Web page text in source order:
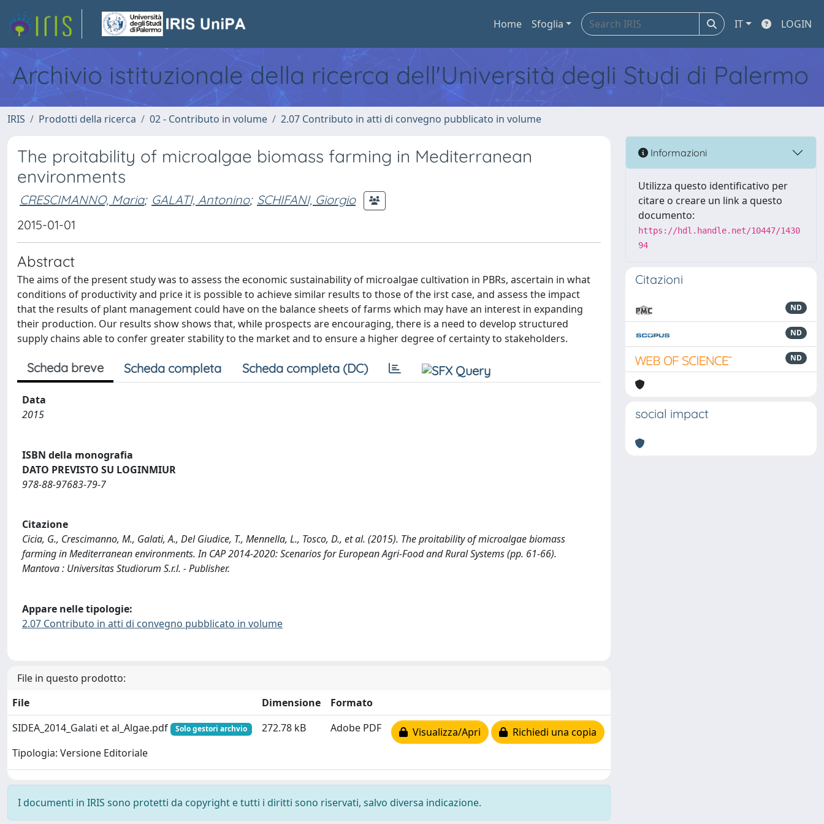
Home Sfoglia IT LOGIN
Archivio istituzionale della ricerca dell'Università degli Studi di Palermo
IRIS Prodotti della ricerca 02 - Contributo in volume 2.07 Contributo in atti di convegno pubblicato in volume
The proitability of microalgae biomass farming in Mediterranean
environments
CRESCIMANNO, Maria; GALATI, Antonino; SCHIFANI, Giorgio
2015-01-01
Abstract
The aims of the present study was to assess the economic sustainability of microalgae cultivation in PBRs, ascertain in what
conditions of productivity and price it is possible to achieve similar results to those of the irst case, and assess the impact
that the results of plant management could have on the balance sheets of farms which may have an interest in expanding
their production. Our results show shows that, while prospects are encouraging, there is a need to develop structured
supply chains able to confer greater stability to the market and to ensure a higher degree of certainty to stakeholders.
Scheda breve Scheda completa Scheda completa (DC)
Data
2015
ISBN della monografia
DATO PREVISTO SU LOGINMIUR
978-88-97683-79-7
Citazione
Cicia, G., Crescimanno, M., Galati, A., Del Giudice, T., Mennella, L., Tosco, D., et al. (2015). The proitability of microalgae biomass
farming in Mediterranean environments. In CAP 2014-2020: Scenarios for European Agri-Food and Rural Systems (pp. 61-66).
Mantova : Universitas Studiorum S.r.l. - Publisher.
Appare nelle tipologie:
2.07 Contributo in atti di convegno pubblicato in volume
File in questo prodotto:
File
Dimensione
Formato
SIDEA_2014_Galati et al_Algae.pdf
Solo gestori archvio
Tipologia: Versione Editoriale
272.78 kB Adobe PDF Visualizza/Apri Richiedi una copia
I documenti in IRIS sono protetti da copyright e tutti i diritti sono riservati, salvo diversa indicazione.
Informazioni
Utilizza questo identificativo per
citare o creare un link a questo
documento:
https://hdl.handle.net/10447/1430
94
Citazioni
ND
ND
ND
social impact